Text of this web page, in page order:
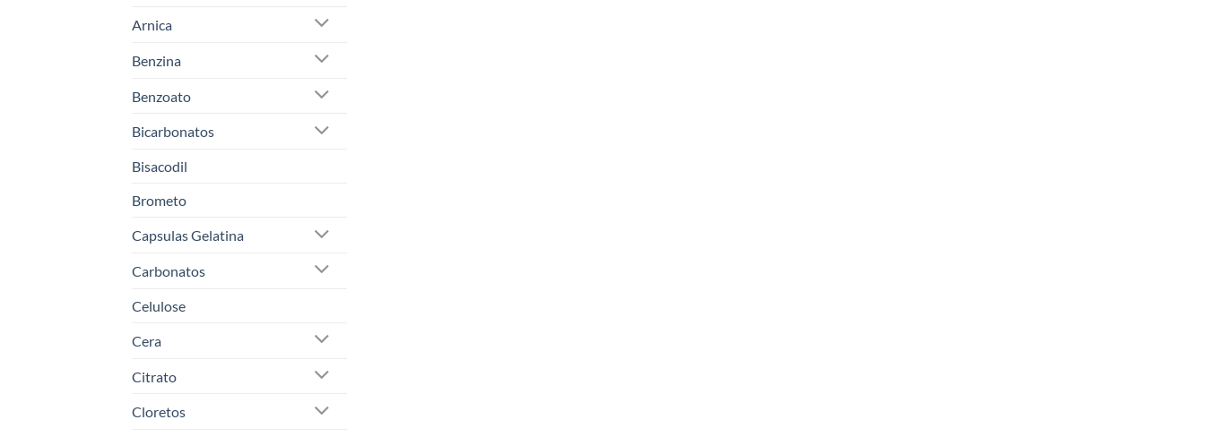
Arnica
Benzina
Benzoato
Bicarbonatos
Bisacodil
Brometo
Capsulas Gelatina
Carbonatos
Celulose
Cera
Citrato
Cloretos